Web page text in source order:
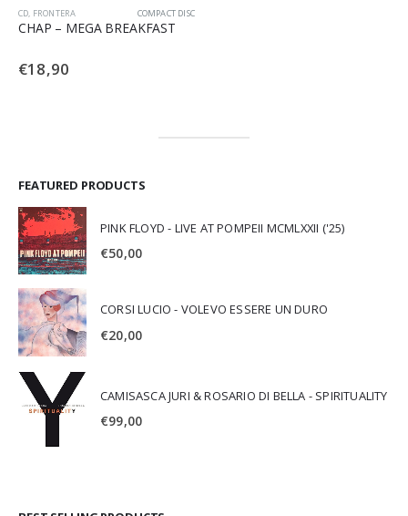
COMPACT DISC
CD, FRONTERA
CHAP – MEGA BREAKFAST
€18,90
FEATURED PRODUCTS
PINK FLOYD - LIVE AT POMPEII MCMLXXII ('25)
€50,00
CORSI LUCIO - VOLEVO ESSERE UN DURO
€20,00
CAMISASCA JURI & ROSARIO DI BELLA - SPIRITUALITY
€99,00